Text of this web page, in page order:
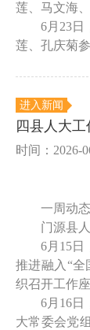
莲、马文海
6月23日，
莲、孔庆菊
进入新闻
四县人大工
时间：2026-
一周动态
门源县人
6月15日，
推进融入“全
织召开工作座
6月16日，
大常委会党